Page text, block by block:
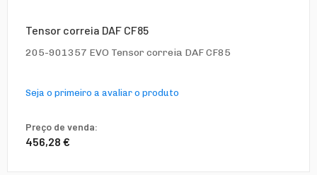
Tensor correia DAF CF85
205-901357 EVO Tensor correia DAF CF85
Seja o primeiro a avaliar o produto
Preço de venda:
456,28 €